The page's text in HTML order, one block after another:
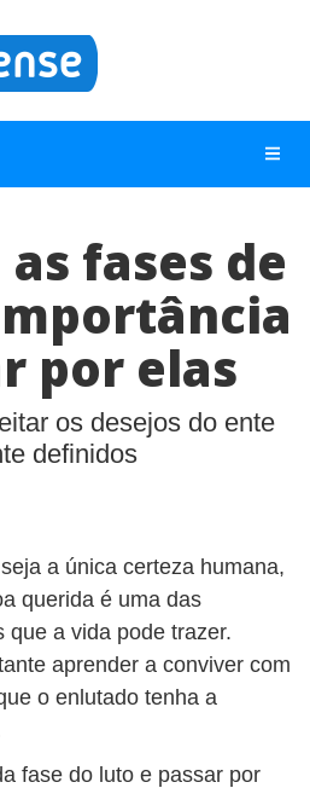
fases de
por elas
os desejos do ente
definidos
a única certeza humana,
querida é uma das
a vida pode trazer.
aprender a conviver com
o enlutado tenha a
fase do luto e passar por